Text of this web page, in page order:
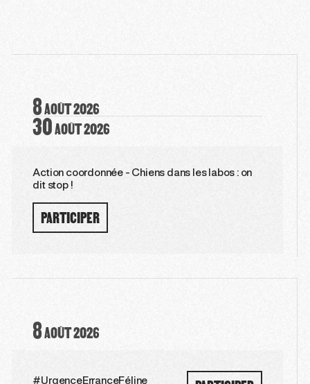
8AOÛT2026
30AOÛT2026
Action coordonnée - Chiens dans les labos : on
dit stop !
PARTICIPER
8AOÛT2026
#UrgenceErranceFéline